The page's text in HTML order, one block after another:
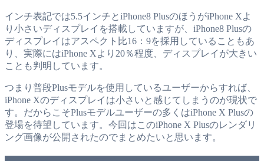
インチ表記では5.5インチとiPhone8 PlusのほうがiPhone Xよ
り小さいディスプレイを搭載していますが、iPhone8 Plusの
ディスプレイはアスペクト比16：9を採用していることもあ
り、実際にはiPhone Xより20％程度、ディスプレイが大きい
ことも判明しています。
つまり普段Plusモデルを使用しているユーザーからすれば、
iPhone Xのディスプレイは小さいと感じてしまうのが現状で
す。だからこそPlusモデルユーザーの多くはiPhone X Plusの
登場を待望しています。今回はこのiPhone X Plusのレンダリ
ング画像が公開されたのでまとめたいと思います。